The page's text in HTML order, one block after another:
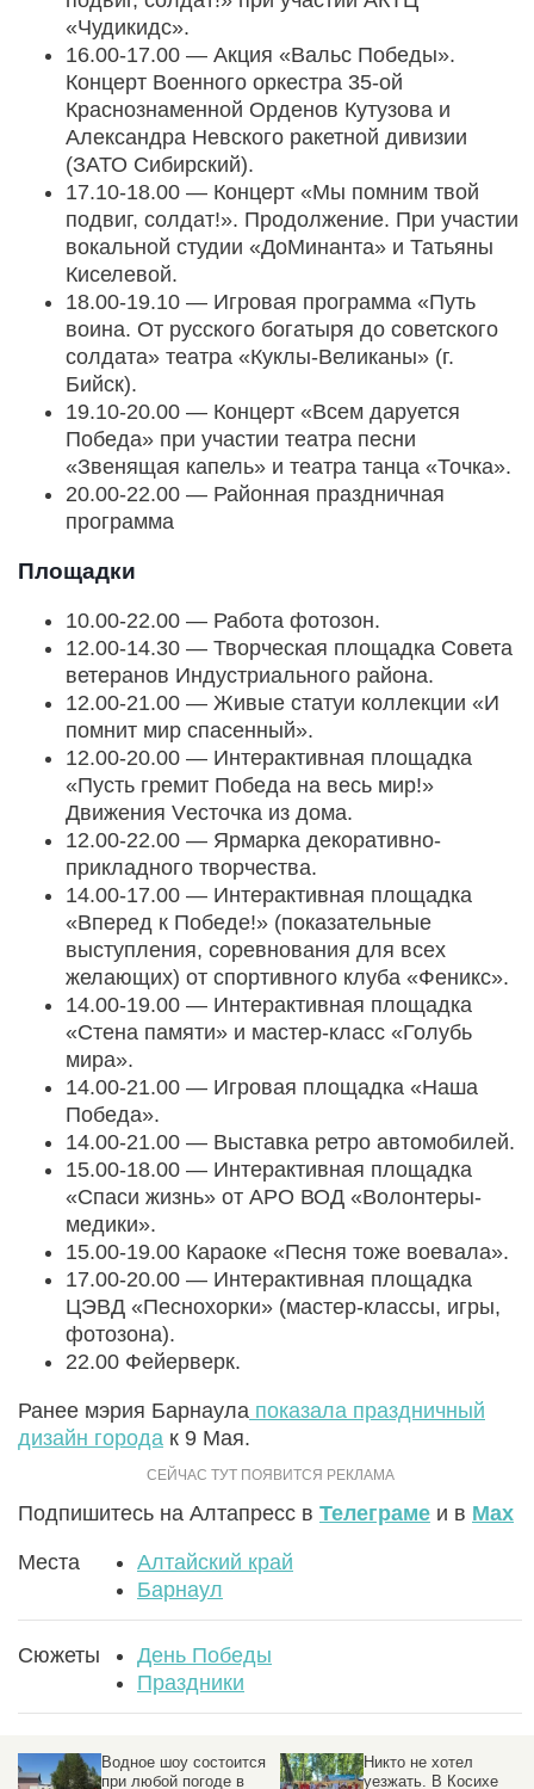
«Чудикидс».
16.00-17.00 — Акция «Вальс Победы».
Концерт Военного оркестра 35-ой
Краснознаменной Орденов Кутузова и
Александра Невского ракетной дивизии
(ЗАТО Сибирский).
17.10-18.00 — Концерт «Мы помним твой
подвиг, солдат!». Продолжение. При участии
вокальной студии «ДоМинанта» и Татьяны
Киселевой.
18.00-19.10 — Игровая программа «Путь
воина. От русского богатыря до советского
солдата» театра «Куклы-Великаны» (г.
Бийск).
19.10-20.00 — Концерт «Всем даруется
Победа» при участии театра песни
«Звенящая капель» и театра танца «Точка».
20.00-22.00 — Районная праздничная
программа
Площадки
10.00-22.00 — Работа фотозон.
12.00-14.30 — Творческая площадка Совета
ветеранов Индустриального района.
12.00-21.00 — Живые статуи коллекции «И
помнит мир спасенный».
12.00-20.00 — Интерактивная площадка
«Пусть гремит Победа на весь мир!»
Движения Vесточка из дома.
12.00-22.00 — Ярмарка декоративно-
прикладного творчества.
14.00-17.00 — Интерактивная площадка
«Вперед к Победе!» (показательные
выступления, соревнования для всех
желающих) от спортивного клуба «Феникс».
14.00-19.00 — Интерактивная площадка
«Стена памяти» и мастер-класс «Голубь
мира».
14.00-21.00 — Игровая площадка «Наша
Победа».
14.00-21.00 — Выставка ретро автомобилей.
15.00-18.00 — Интерактивная площадка
«Спаси жизнь» от АРО ВОД «Волонтеры-
медики».
15.00-19.00 Караоке «Песня тоже воевала».
17.00-20.00 — Интерактивная площадка
ЦЭВД «Песнохорки» (мастер-классы, игры,
фотозона).
22.00 Фейерверк.
Ранее мэрия Барнаула показала праздничный
дизайн города к 9 Мая.
Подпишитесь на Алтапресс в Телеграме и в Max
Места
Алтайский край
Барнаул
Сюжеты
День Победы
Праздники
Водное шоу состоится
при любой погоде в
Никто не хотел
уезжать. В Косихе